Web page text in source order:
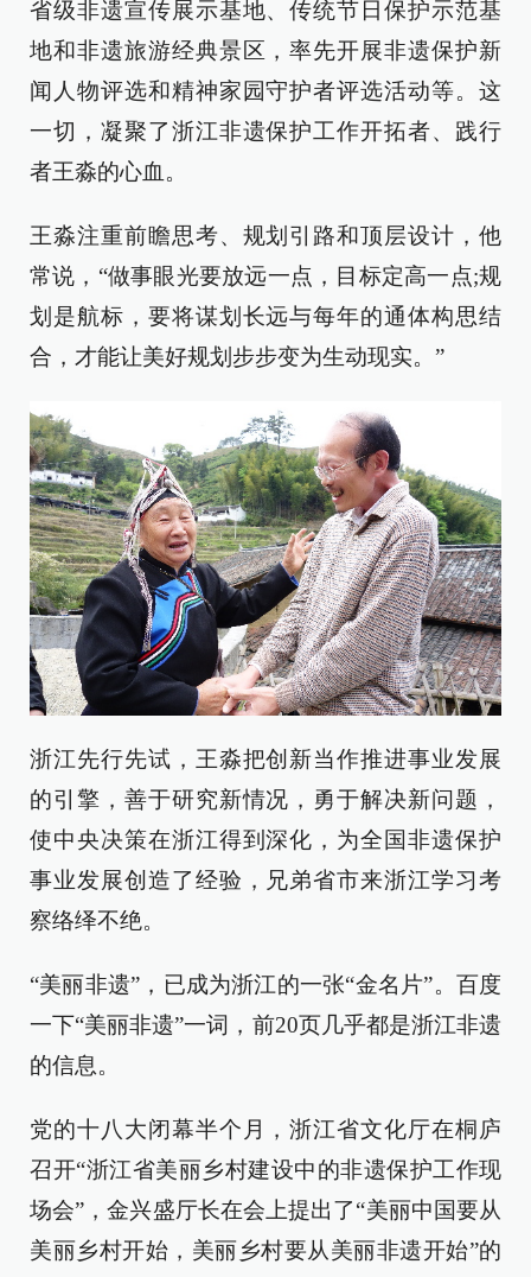
省级非遗宣传展示基地、传统节日保护示范基
地和非遗旅游经典景区，率先开展非遗保护新
闻人物评选和精神家园守护者评选活动等。这
一切，凝聚了浙江非遗保护工作开拓者、践行
者王淼的心血。
王淼注重前瞻思考、规划引路和顶层设计，他
常说，“做事眼光要放远一点，目标定高一点;规
划是航标，要将谋划长远与每年的通体构思结
合，才能让美好规划步步变为生动现实。”
浙江先行先试，王淼把创新当作推进事业发展
的引擎，善于研究新情况，勇于解决新问题，
使中央决策在浙江得到深化，为全国非遗保护
事业发展创造了经验，兄弟省市来浙江学习考
察络绎不绝。
“美丽非遗”，已成为浙江的一张“金名片”。百度
一下“美丽非遗”一词，前20页几乎都是浙江非遗
的信息。
党的十八大闭幕半个月，浙江省文化厅在桐庐
召开“浙江省美丽乡村建设中的非遗保护工作现
场会”，金兴盛厅长在会上提出了“美丽中国要从
美丽乡村开始，美丽乡村要从美丽非遗开始”的